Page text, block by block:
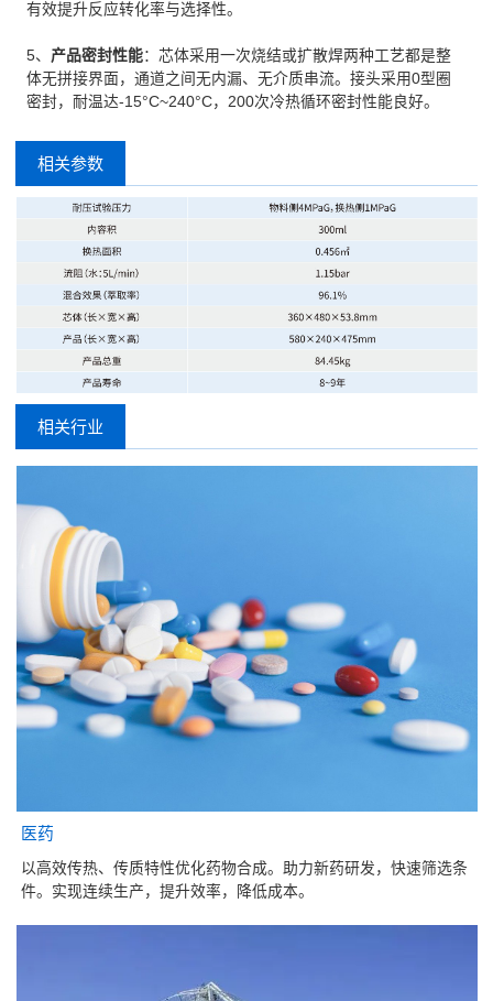
有效提升反应转化率与选择性。
5、 产品密封性能：芯体采用一次烧结或扩散焊两种工艺都是整
体无拼接界面，通道之间无内漏、无介质串流。接头采用0型圈
密封，耐温达-15°C~240°C，200次冷热循环密封性能良好。
相关参数
相关行业
医药
以高效传热、传质特性优化药物合成。助力新药研发，快速筛选条
件。实现连续生产，提升效率，降低成本。